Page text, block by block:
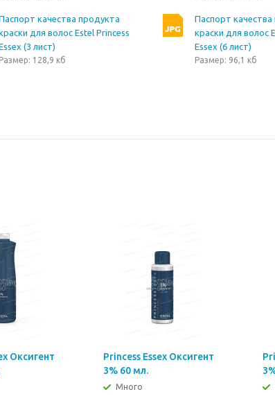
качества продукта
для волос Estel Princess
(3 лист)
Размер: 128,9 кб
Паспорт качества
краски для волос
Essex (6 лист)
Размер: 96,1 кб
Оксигент
Princess Essex Оксигент
3% 60 мл.
Много